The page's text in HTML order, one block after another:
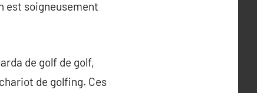
est soigneusement
de golf de golf,
de golfing. Ces